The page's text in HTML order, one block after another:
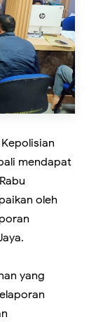
mendapat
oleh
yang